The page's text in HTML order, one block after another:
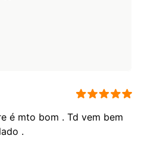
é mto bom . Td vem bem
.